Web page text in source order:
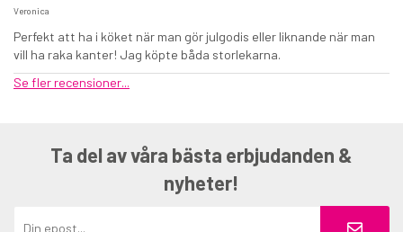
Veronica
Perfekt att ha i köket när man gör julgodis eller liknande när man
vill ha raka kanter! Jag köpte båda storlekarna.
Se fler recensioner...
Ta del av våra bästa erbjudanden &
nyheter!